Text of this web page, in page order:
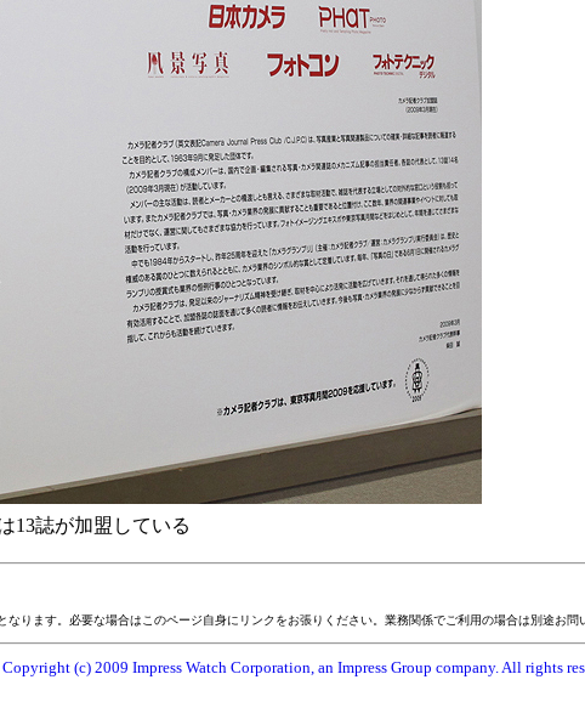
13誌が加盟している
ります。必要な場合はこのページ自身にリンクをお張りください。業務関係でご利用の場合は別途お問
Copyright (c) 2009 Impress Watch Corporation, an Impress Group company. All rights